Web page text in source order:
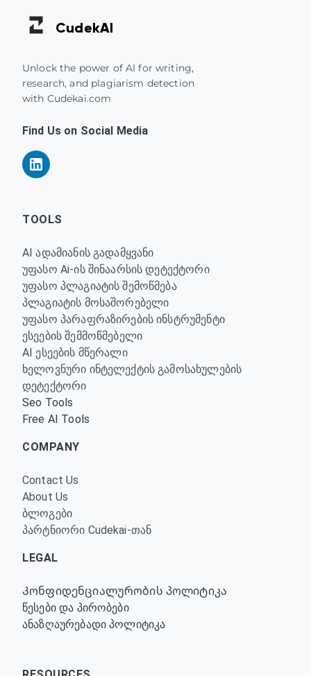
CudekAI
Unlock the power of AI for writing,
research, and plagiarism detection
with Cudekai.com
Find Us on Social Media
TOOLS
AI ადამიანის გადამყვანი
უფასო Ai-ის შინაარსის დეტექტორი
უფასო პლაგიატის შემოწმება
პლაგიატის მოსაშორებელი
უფასო პარაფრაზირების ინსტრუმენტი
ესეების შემმოწმებელი
AI ესეების მწერალი
ხელოვნური ინტელექტის გამოსახულების
დეტექტორი
Seo Tools
Free AI Tools
COMPANY
Contact Us
About Us
ბლოგები
პარტნიორი Cudekai-თან
LEGAL
Კონფიდენციალურობის პოლიტიკა
წესები და პირობები
ანაზღაურებადი პოლიტიკა